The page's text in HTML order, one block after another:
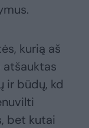
kurią aš
atšauktas
ir būdų, kd
bet kutai